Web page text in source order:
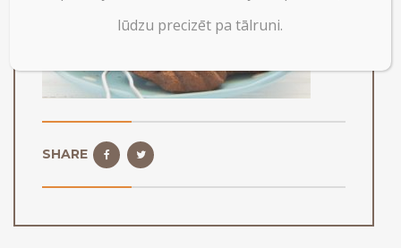
SHARE
lūdzu precizēt pa tālruni.